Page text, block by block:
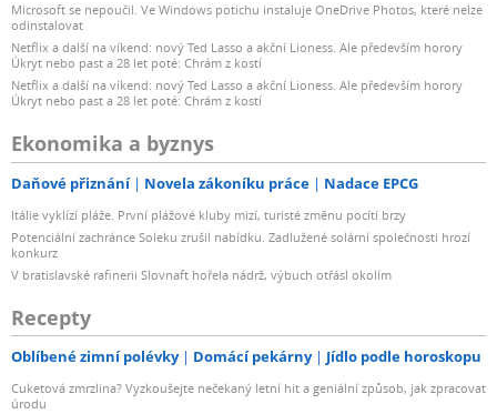
Microsoft se nepoučil. Ve Windows potichu instaluje OneDrive Photos, které nelze
odinstalovat
Netflix a další na víkend: nový Ted Lasso a akční Lioness. Ale především horory
Úkryt nebo past a 28 let poté: Chrám z kostí
Netflix a další na víkend: nový Ted Lasso a akční Lioness. Ale především horory
Úkryt nebo past a 28 let poté: Chrám z kostí
Ekonomika a byznys
Daňové přiznání Novela zákoníku práce Nadace EPCG
Itálie vyklízí pláže. První plážové kluby mizí, turisté změnu pocítí brzy
Potenciální zachránce Soleku zrušil nabídku. Zadlužené solární společnosti hrozí
konkurz
V bratislavské rafinerii Slovnaft hořela nádrž, výbuch otřásl okolím
Recepty
Oblíbené zimní polévky Domácí pekárny Jídlo podle horoskopu
Cuketová zmrzlina? Vyzkoušejte nečekaný letní hit a geniální způsob, jak zpracovat
úrodu